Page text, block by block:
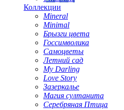
Коллекции
Mineral
Minimal
Брызги цвета
Госсимволика
Самоцветы
Летний сад
My Darling
Love Story
Зазеркалье
Магия султанита
Серебряная Птица